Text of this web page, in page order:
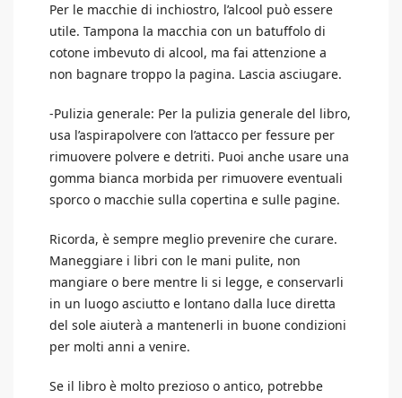
Per le macchie di inchiostro, l’alcool può essere
utile. Tampona la macchia con un batuffolo di
cotone imbevuto di alcool, ma fai attenzione a
non bagnare troppo la pagina. Lascia asciugare.
-Pulizia generale: Per la pulizia generale del libro,
usa l’aspirapolvere con l’attacco per fessure per
rimuovere polvere e detriti. Puoi anche usare una
gomma bianca morbida per rimuovere eventuali
sporco o macchie sulla copertina e sulle pagine.
Ricorda, è sempre meglio prevenire che curare.
Maneggiare i libri con le mani pulite, non
mangiare o bere mentre li si legge, e conservarli
in un luogo asciutto e lontano dalla luce diretta
del sole aiuterà a mantenerli in buone condizioni
per molti anni a venire.
Se il libro è molto prezioso o antico, potrebbe